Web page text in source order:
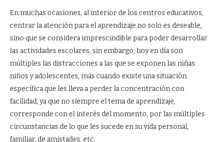
En muchas ocasiones, al interior de los centros educativos,
centrar la atención para el aprendizaje no solo es deseable,
sino que se considera imprescindible para poder desarrollar
las actividades escolares, sin embargo, hoy en día son
múltiples las distracciones a las que se exponen las niñas
niños y adolescentes, más cuando existe una situación
específica que les lleva a perder la concentración con
facilidad, ya que no siempre el tema de aprendizaje,
corresponde con el interés del momento, por las múltiples
circunstancias de lo que les sucede en su vida personal,
familiar, de amistades, etc.